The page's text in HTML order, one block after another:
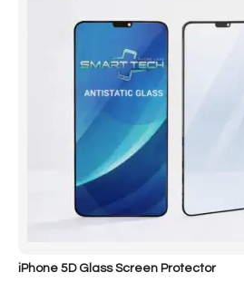
iPhone 5D Glass Screen Protector